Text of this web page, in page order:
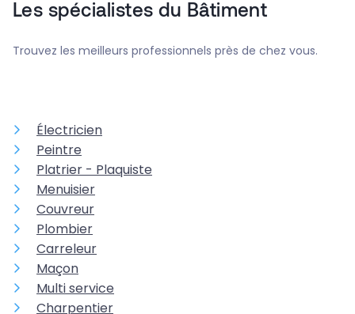
Les spécialistes du Bâtiment
Trouvez les meilleurs professionnels près de chez vous.
Électricien
Peintre
Platrier - Plaquiste
Menuisier
Couvreur
Plombier
Carreleur
Maçon
Multi service
Charpentier